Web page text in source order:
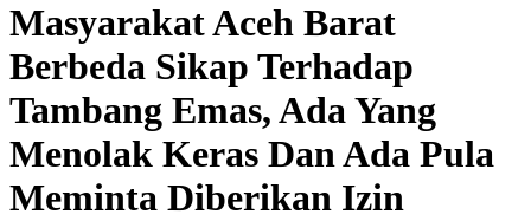
Masyarakat Aceh Barat
Berbeda Sikap Terhadap
Tambang Emas, Ada Yang
Menolak Keras Dan Ada Pula
Meminta Diberikan Izin